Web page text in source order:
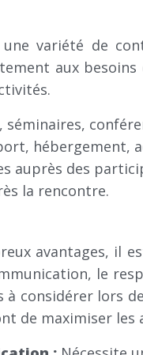
variété de
aux
hébergement,
auprès des
la rencontre.
avantages, il
le
considérer lors
de maximiser